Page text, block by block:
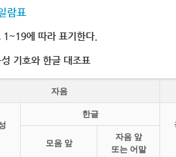
람표
1~19에 따라 표기한다.
기호와 한글 대조표
자음
한글
모음 앞
자음 앞
또는 어말